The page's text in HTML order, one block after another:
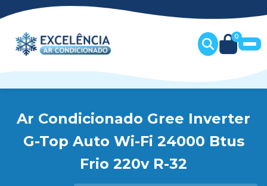
0
Ar Condicionado Gree Inverter
G-Top Auto Wi-Fi 24000 Btus
Frio 220v R-32